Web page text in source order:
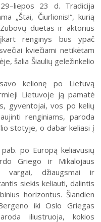
pamokos
23 d. Tradicija
„Štai, Čiurlionis!“, kurią
duetas ir aktorius
renginys bus ypač
kviečiami netikėtam
šalia Šiaulių geležinkelio
kelionę po Lietuvą
Lietuvoje ją pamatė
gyventojai, vos po kelių
renginiams, paroda
stotyje, o dabar keliasi į
po Europą keliavusių
Griego ir Mikalojaus
vargai, džiaugsmai ir
siekis keliauti, dalintis
horizontus. Šiandien
iki Oslo Griegas
iliustruoja, kokios